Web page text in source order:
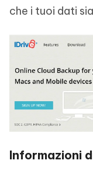
che i tuoi dati
Informazioni